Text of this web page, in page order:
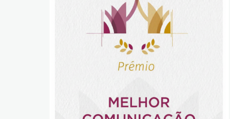
Tuberculose
Ventilação Domiciliária
Núcleos e Grupo de Estudos
Núcleo de Enfermeiros
Núcleo Jovens Pneumologistas